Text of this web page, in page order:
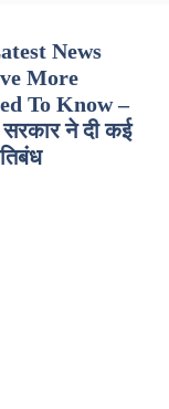
News
More
To Know –
ने दी कई